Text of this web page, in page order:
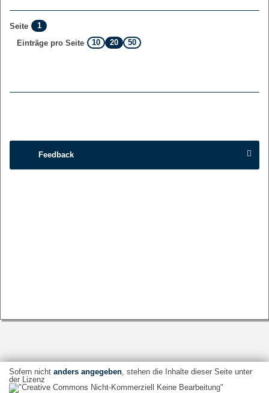
Seite
1
Einträge pro Seite
10 20 50
Feedback
Sofern nicht anders angegeben, stehen die Inhalte dieser Seite unter
der Lizenz